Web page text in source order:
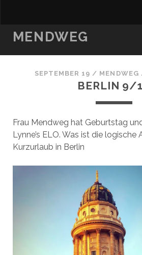
MENDWEG
SEPTEMBER 19 / MENDWEG
BERLIN 9/
Frau Mendweg hat Geburtstag
Lynne’s ELO. Was ist die logische
Kurzurlaub in Berlin